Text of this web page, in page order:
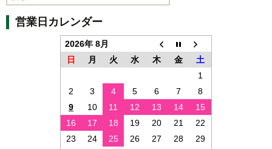
索:
営業日カレンダー
2026年 8月
日
月 火 水 木 金
土
1
2
3 4 5 6 7
8
9
10 11 12 13 14
15
16
17 18 19 20 21
22
23
24 25 26 27 28
29